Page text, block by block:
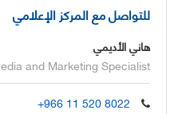
للتواصل مع المركز الإعلامي
هاني الأديمي
and Marketing Specialist
+966 11 520 8022